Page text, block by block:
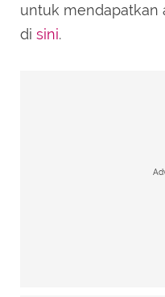
untuk mendapatkan
di sini.